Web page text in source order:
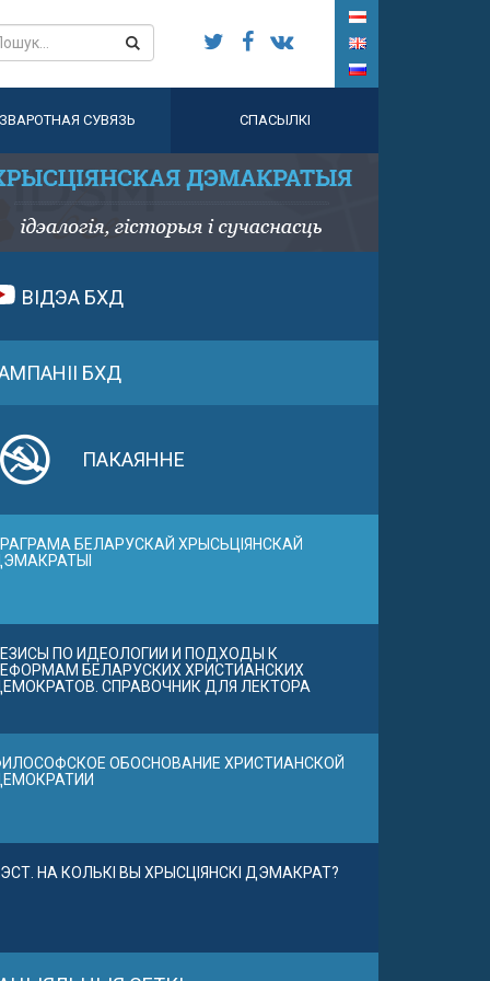
ЗВАРОТНАЯ СУВЯЗЬ СПАСЫЛКІ
ВІДЭА БХД
БХД
ПАКАЯННЕ
БЕЛАРУСКАЙ ХРЫСЬЦІЯНСКАЙ
ПО ИДЕОЛОГИИ И ПОДХОДЫ К
БЕЛАРУСКИХ ХРИСТИАНСКИХ
СПРАВОЧНИК ДЛЯ ЛЕКТОРА
ОБОСНОВАНИЕ ХРИСТИАНСКОЙ
НА КОЛЬКІ ВЫ ХРЫСЦІЯНСКІ ДЭМАКРАТ?